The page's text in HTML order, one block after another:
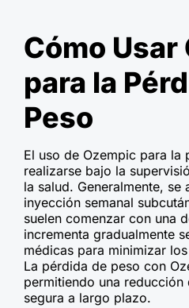
Cómo Usar
para la
Peso
El uso de Ozempic para la
realizarse bajo la
la salud. Generalmente, se
inyección semanal
suelen comenzar con una
incrementa gradualmente
médicas para minimizar
La pérdida de peso con
permitiendo una
segura a largo plazo.